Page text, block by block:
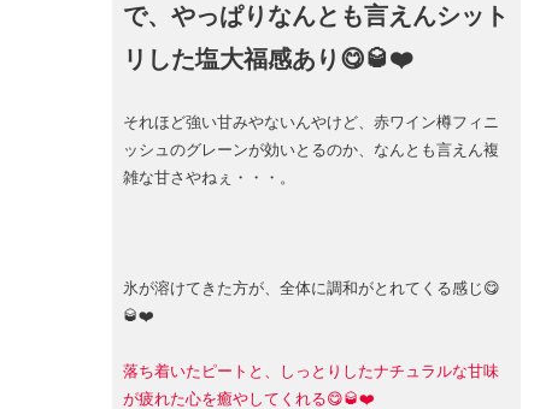
で、やっぱりなんとも言えんシット
リした塩大福感あり😋🥃❤️
それほど強い甘みやないんやけど、赤ワイン樽フィニ
ッシュのグレーンが効いとるのか、なんとも言えん複
雑な甘さやねぇ・・・。
氷が溶けてきた方が、全体に調和がとれてくる感じ😋
🥃❤️
落ち着いたピートと、しっとりしたナチュラルな甘味
が疲れた心を癒やしてくれる😋🥃❤️